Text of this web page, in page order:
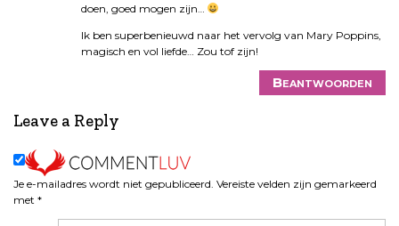
doen, goed mogen zijn…
Ik ben superbenieuwd naar het vervolg van Mary Poppins,
magisch en vol liefde… Zou tof zijn!
Beantwoorden
Leave a Reply
Je e-mailadres wordt niet gepubliceerd. Vereiste velden zijn gemarkeerd
met *